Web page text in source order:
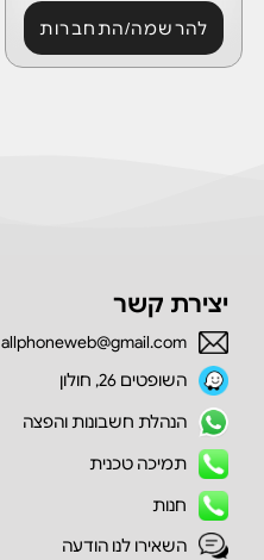
להרשמה/התחברות
יצירת קשר
allphoneweb@gmail.com
השופטים 26, חולון
הנהלת חשבונות והפצה
תמיכה טכנית
חנות
השאירו לנו הודעה